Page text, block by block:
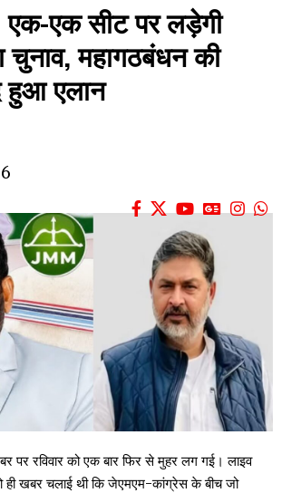
एक-एक सीट पर लड़ेगी
चुनाव, महागठबंधन की
हुआ एलान
पर रविवार को एक बार फिर से मुहर लग गई। लाइव
ही खबर चलाई थी कि जेएमएम-कांग्रेस के बीच जो